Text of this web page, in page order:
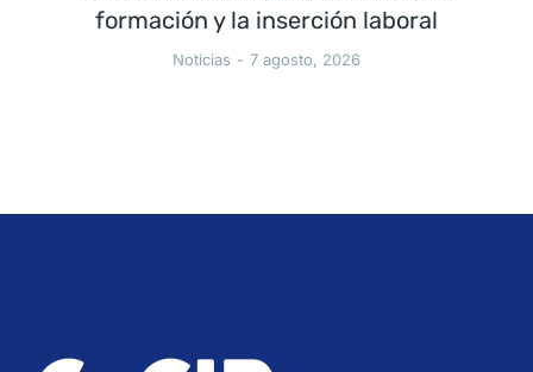
formación y la inserción laboral
Noticias 7 agosto, 2026